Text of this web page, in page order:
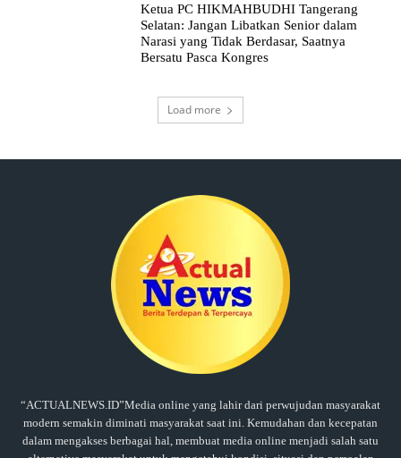
Ketua PC HIKMAHBUDHI Tangerang
Selatan: Jangan Libatkan Senior dalam
Narasi yang Tidak Berdasar, Saatnya
Bersatu Pasca Kongres
Load more
“ACTUALNEWS.ID”Media online yang lahir dari perwujudan masyarakat
modern semakin diminati masyarakat saat ini. Kemudahan dan kecepatan
dalam mengakses berbagai hal, membuat media online menjadi salah satu